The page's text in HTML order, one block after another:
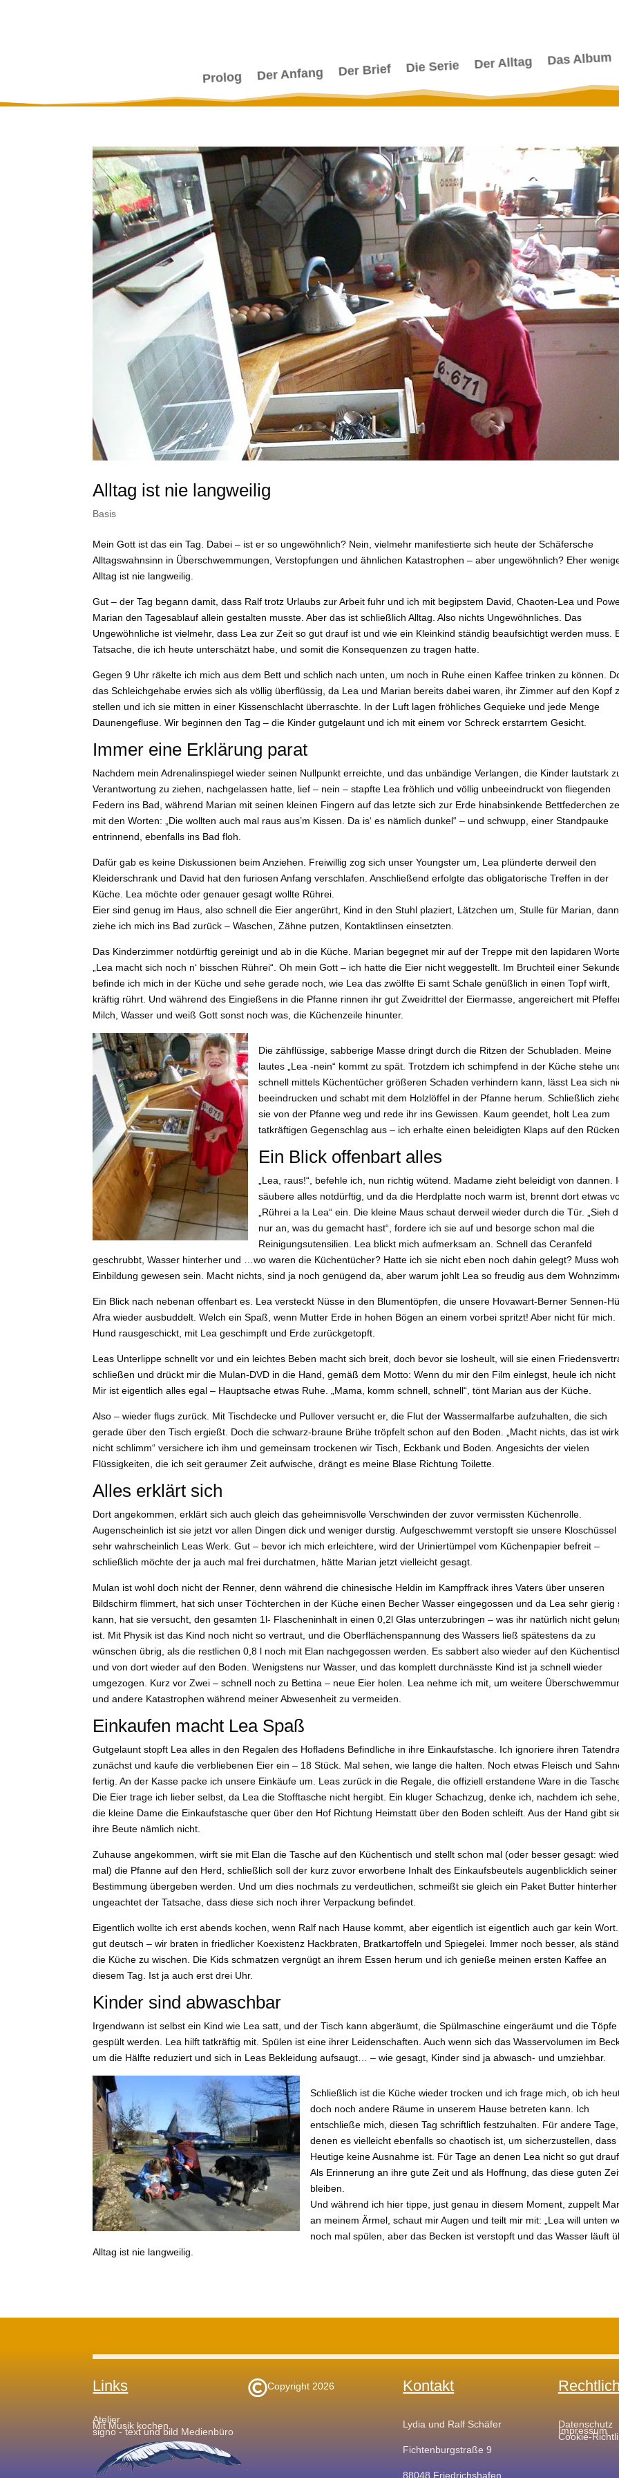
Prolog Der Anfang Der Brief Die Serie Der Alltag Das Album
Alltag ist nie langweilig
Basis
Mein Gott ist das ein Tag. Dabei – ist er so ungewöhnlich? Nein, vielmehr manifestierte sich heute der Schäfersche
Alltagswahnsinn in Überschwemmungen, Verstopfungen und ähnlichen Katastrophen – aber ungewöhnlich? Eher
Alltag ist nie langweilig.
Gut – der Tag begann damit, dass Ralf trotz Urlaubs zur Arbeit fuhr und ich mit begipstem David, Chaoten-Lea und
Marian den Tagesablauf allein gestalten musste. Aber das ist schließlich Alltag. Also nichts Ungewöhnliches. Das
Ungewöhnliche ist vielmehr, dass Lea zur Zeit so gut drauf ist und wie ein Kleinkind ständig beaufsichtigt werden muss.
Tatsache, die ich heute unterschätzt habe, und somit die Konsequenzen zu tragen hatte.
Gegen 9 Uhr räkelte ich mich aus dem Bett und schlich nach unten, um noch in Ruhe einen Kaffee trinken zu können.
das Schleichgehabe erwies sich als völlig überflüssig, da Lea und Marian bereits dabei waren, ihr Zimmer auf den Kopf
stellen und ich sie mitten in einer Kissenschlacht überraschte. In der Luft lagen fröhliches Gequieke und jede Menge
Daunengefluse. Wir beginnen den Tag – die Kinder gutgelaunt und ich mit einem vor Schreck erstarrtem Gesicht.
Immer eine Erklärung parat
Nachdem mein Adrenalinspiegel wieder seinen Nullpunkt erreichte, und das unbändige Verlangen, die Kinder lautstark
Verantwortung zu ziehen, nachgelassen hatte, lief – nein – stapfte Lea fröhlich und völlig unbeeindruckt von fliegenden
Federn ins Bad, während Marian mit seinen kleinen Fingern auf das letzte sich zur Erde hinabsinkende Bettfederchen
mit den Worten: „Die wollten auch mal raus aus’m Kissen. Da is‘ es nämlich dunkel“ – und schwupp, einer Standpauke
entrinnend, ebenfalls ins Bad floh.
Dafür gab es keine Diskussionen beim Anziehen. Freiwillig zog sich unser Youngster um, Lea plünderte derweil den
Kleiderschrank und David hat den furiosen Anfang verschlafen. Anschließend erfolgte das obligatorische Treffen in der
Küche. Lea möchte oder genauer gesagt wollte Rührei.
Eier sind genug im Haus, also schnell die Eier angerührt, Kind in den Stuhl plaziert, Lätzchen um, Stulle für Marian, dann
ziehe ich mich ins Bad zurück – Waschen, Zähne putzen, Kontaktlinsen einsetzten.
Das Kinderzimmer notdürftig gereinigt und ab in die Küche. Marian begegnet mir auf der Treppe mit den lapidaren
„Lea macht sich noch n‘ bisschen Rührei“. Oh mein Gott – ich hatte die Eier nicht weggestellt. Im Bruchteil einer
befinde ich mich in der Küche und sehe gerade noch, wie Lea das zwölfte Ei samt Schale genüßlich in einen Topf wirft,
kräftig rührt. Und während des Eingießens in die Pfanne rinnen ihr gut Zweidrittel der Eiermasse, angereichert mit
Milch, Wasser und weiß Gott sonst noch was, die Küchenzeile hinunter.
Die zähflüssige, sabberige Masse dringt durch die Ritzen der Schubladen. Meine
lautes „Lea -nein“ kommt zu spät. Trotzdem ich schimpfend in der Küche stehe
schnell mittels Küchentücher größeren Schaden verhindern kann, lässt Lea sich
beeindrucken und schabt mit dem Holzlöffel in der Pfanne herum. Schließlich
sie von der Pfanne weg und rede ihr ins Gewissen. Kaum geendet, holt Lea zum
tatkräftigen Gegenschlag aus – ich erhalte einen beleidigten Klaps auf den Rücken.
Ein Blick offenbart alles
„Lea, raus!“, befehle ich, nun richtig wütend. Madame zieht beleidigt von dannen.
säubere alles notdürftig, und da die Herdplatte noch warm ist, brennt dort etwas
„Rührei a la Lea“ ein. Die kleine Maus schaut derweil wieder durch die Tür. „Sieh
nur an, was du gemacht hast“, fordere ich sie auf und besorge schon mal die
Reinigungsutensilien. Lea blickt mich aufmerksam an. Schnell das Ceranfeld
geschrubbt, Wasser hinterher und …wo waren die Küchentücher? Hatte ich sie nicht eben noch dahin gelegt? Muss
Einbildung gewesen sein. Macht nichts, sind ja noch genügend da, aber warum johlt Lea so freudig aus dem
Ein Blick nach nebenan offenbart es. Lea versteckt Nüsse in den Blumentöpfen, die unsere Hovawart-Berner Sennen-
Afra wieder ausbuddelt. Welch ein Spaß, wenn Mutter Erde in hohen Bögen an einem vorbei spritzt! Aber nicht für mich.
Hund rausgeschickt, mit Lea geschimpft und Erde zurückgetopft.
Leas Unterlippe schnellt vor und ein leichtes Beben macht sich breit, doch bevor sie losheult, will sie einen
schließen und drückt mir die Mulan-DVD in die Hand, gemäß dem Motto: Wenn du mir den Film einlegst, heule ich nicht
Mir ist eigentlich alles egal – Hauptsache etwas Ruhe. „Mama, komm schnell, schnell“, tönt Marian aus der Küche.
Also – wieder flugs zurück. Mit Tischdecke und Pullover versucht er, die Flut der Wassermalfarbe aufzuhalten, die sich
gerade über den Tisch ergießt. Doch die schwarz-braune Brühe tröpfelt schon auf den Boden. „Macht nichts, das ist
nicht schlimm“ versichere ich ihm und gemeinsam trockenen wir Tisch, Eckbank und Boden. Angesichts der vielen
Flüssigkeiten, die ich seit geraumer Zeit aufwische, drängt es meine Blase Richtung Toilette.
Alles erklärt sich
Dort angekommen, erklärt sich auch gleich das geheimnisvolle Verschwinden der zuvor vermissten Küchenrolle.
Augenscheinlich ist sie jetzt vor allen Dingen dick und weniger durstig. Aufgeschwemmt verstopft sie unsere Kloschüssel
sehr wahrscheinlich Leas Werk. Gut – bevor ich mich erleichtere, wird der Uriniertümpel vom Küchenpapier befreit –
schließlich möchte der ja auch mal frei durchatmen, hätte Marian jetzt vielleicht gesagt.
Mulan ist wohl doch nicht der Renner, denn während die chinesische Heldin im Kampffrack ihres Vaters über unseren
Bildschirm flimmert, hat sich unser Töchterchen in der Küche einen Becher Wasser eingegossen und da Lea sehr gierig
kann, hat sie versucht, den gesamten 1l- Flascheninhalt in einen 0,2l Glas unterzubringen – was ihr natürlich nicht
ist. Mit Physik ist das Kind noch nicht so vertraut, und die Oberflächenspannung des Wassers ließ spätestens da zu
wünschen übrig, als die restlichen 0,8 l noch mit Elan nachgegossen werden. Es sabbert also wieder auf den
und von dort wieder auf den Boden. Wenigstens nur Wasser, und das komplett durchnässte Kind ist ja schnell wieder
umgezogen. Kurz vor Zwei – schnell noch zu Bettina – neue Eier holen. Lea nehme ich mit, um weitere
und andere Katastrophen während meiner Abwesenheit zu vermeiden.
Einkaufen macht Lea Spaß
Gutgelaunt stopft Lea alles in den Regalen des Hofladens Befindliche in ihre Einkaufstasche. Ich ignoriere ihren
zunächst und kaufe die verbliebenen Eier ein – 18 Stück. Mal sehen, wie lange die halten. Noch etwas Fleisch und
fertig. An der Kasse packe ich unsere Einkäufe um. Leas zurück in die Regale, die offiziell erstandene Ware in die
Die Eier trage ich lieber selbst, da Lea die Stofftasche nicht hergibt. Ein kluger Schachzug, denke ich, nachdem ich
die kleine Dame die Einkaufstasche quer über den Hof Richtung Heimstatt über den Boden schleift. Aus der Hand gibt
ihre Beute nämlich nicht.
Zuhause angekommen, wirft sie mit Elan die Tasche auf den Küchentisch und stellt schon mal (oder besser gesagt:
mal) die Pfanne auf den Herd, schließlich soll der kurz zuvor erworbene Inhalt des Einkaufsbeutels augenblicklich seiner
Bestimmung übergeben werden. Und um dies nochmals zu verdeutlichen, schmeißt sie gleich ein Paket Butter hinterher
ungeachtet der Tatsache, dass diese sich noch ihrer Verpackung befindet.
Eigentlich wollte ich erst abends kochen, wenn Ralf nach Hause kommt, aber eigentlich ist eigentlich auch gar kein
gut deutsch – wir braten in friedlicher Koexistenz Hackbraten, Bratkartoffeln und Spiegelei. Immer noch besser, als
die Küche zu wischen. Die Kids schmatzen vergnügt an ihrem Essen herum und ich genieße meinen ersten Kaffee an
diesem Tag. Ist ja auch erst drei Uhr.
Kinder sind abwaschbar
Irgendwann ist selbst ein Kind wie Lea satt, und der Tisch kann abgeräumt, die Spülmaschine eingeräumt und die Töpfe
gespült werden. Lea hilft tatkräftig mit. Spülen ist eine ihrer Leidenschaften. Auch wenn sich das Wasservolumen im
um die Hälfte reduziert und sich in Leas Bekleidung aufsaugt… – wie gesagt, Kinder sind ja abwasch- und umziehbar.
Schließlich ist die Küche wieder trocken und ich frage mich, ob ich
doch noch andere Räume in unserem Hause betreten kann. Ich
entschließe mich, diesen Tag schriftlich festzuhalten. Für andere
denen es vielleicht ebenfalls so chaotisch ist, um sicherzustellen, dass
Heutige keine Ausnahme ist. Für Tage an denen Lea nicht so gut drauf
Als Erinnerung an ihre gute Zeit und als Hoffnung, das diese guten
bleiben.
Und während ich hier tippe, just genau in diesem Moment, zuppelt
an meinem Ärmel, schaut mir Augen und teilt mir mit: „Lea will unten
noch mal spülen, aber das Becken ist verstopft und das Wasser läuft
Alltag ist nie langweilig.
Links
Atelier
Mit Musik kochen
signo - text und bild Medienbüro
Copyright 2026 Kontakt
Lydia und Ralf Schäfer
Fichtenburgstraße 9
88048 Friedrichshafen
Datenschutz
Impressum
Cookie-